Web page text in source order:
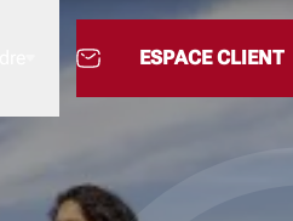
ESPACE CLIENT